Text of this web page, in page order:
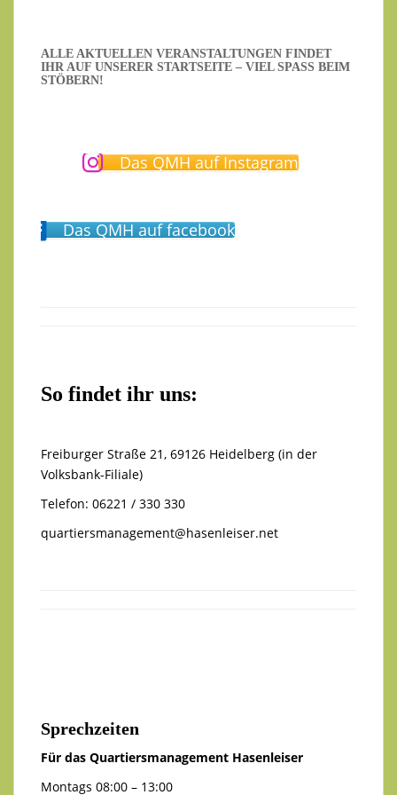
ALLE AKTUELLEN VERANSTALTUNGEN FINDET
IHR AUF UNSERER STARTSEITE – VIEL SPASS BEIM S
TÖBERN!
Das QMH auf Instagram
Das QMH auf facebook
So findet ihr uns:
Freiburger Straße 21, 69126 Heidelberg (in der
Volksbank-Filiale)
Telefon: 06221 / 330 330
quartiersmanagement@hasenleiser.net
Sprechzeiten
Für das Quartiersmanagement Hasenleiser
Montags 08:00 – 13:00